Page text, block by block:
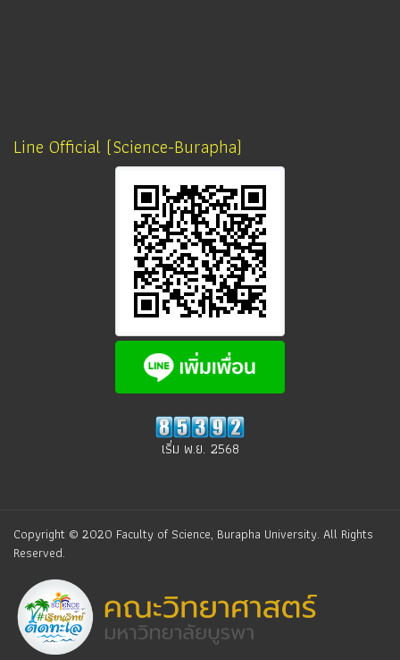
Line Official (Science-Burapha)
เริ่ม พ.ย. 2568
Copyright © 2020 Faculty of Science, Burapha University. All Rights
Reserved.